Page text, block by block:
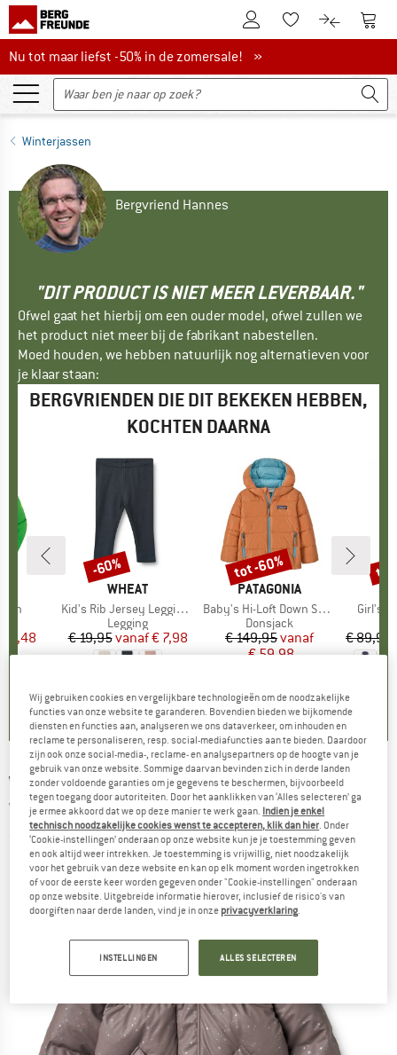
De klantenaccount
Naar deNaar de
Nu tot maar liefst -50% in de zomersale!
Nu tot maar liefst -50% in de zomersale! »
Winterjassen
Bergvriend Hannes
"DIT PRODUCT IS NIET MEER LEVERBAAR."
Ofwel gaat het hierbij om een ouder model, ofwel zullen we
het product niet meer bij de fabrikant nabestellen.
Moed houden, we hebben natuurlijk nog alternatieven voor
je klaar staan:
BERGVRIENDEN DIE DIT BEKEKEN HEBBEN,
KOCHTEN DAARNA
prijs
MERK
WHEAT
Artikel
Kid's Rib Jersey Leggings Jules
Productgroep
Legging
Prijs
€ 19,95 Verlaagde prijs
vanaf€ 7,98
Korting
-60%
MERK
PATAGONIA
Artikel
Baby's Hi-Loft Down Sweater Hoody
Productgroep
Donsjack
Prijs
€ 149,95Verlaagde prijs
vanaf
€ 59,98
4,8(10)
Korting
tot -60%
Artikel
Girl's
€ 89,95
tot
WHEAT -Girl's Pu-Steppjacke Küste -
Winterjack
(0)
Wij gebruiken cookies en vergelijkbare technologieën om de noodzakelijke
functies van onze website te garanderen. Bovendien bieden we bijkomende
diensten en functies aan, analyseren we ons dataverkeer, om inhouden en
reclame te personaliseren, resp. social-mediafuncties aan te bieden. Daardoor
zijn ook onze social-media-, reclame- en analysepartners op de hoogte van je
gebruik van onze website. Sommige daarvan bevinden zich in derde landen
zonder voldoende garanties om je gegevens te beschermen, bijvoorbeeld
tegen toegang door autoriteiten. Door het aanklikken van ‘Alles selecteren’ ga
je ermee akkoord dat we op deze manier te werk gaan. Indien je enkel
technisch noodzakelijke cookies wenst te accepteren, klik dan hier. Onder
‘Cookie-instellingen’ onderaan op onze website kun je je toestemming geven
en ook altijd weer intrekken. Je toestemming is vrijwillig, niet noodzakelijk
voor het gebruik van deze website en kan op elk moment worden ingetrokken
of voor de eerste keer worden gegeven onder "Cookie-instellingen" onderaan
op onze website. Uitgebreide informatie hierover, inclusief de risico's van
doorgiften naar derde landen, vind je in onze privacyverklaring.
INSTELLINGEN ALLES SELECTEREN